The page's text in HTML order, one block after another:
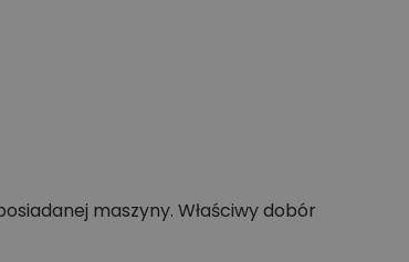
maszyny. Właściwy dobór